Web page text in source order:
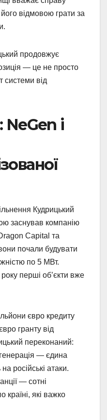
відмовою грати за
продовжує
— це не просто
системи від
і
Кудрицький
заснував компанію
Capital та
почали будувати
по 5 МВт.
перші об’єкти вже
євро кредиту
гранту від
переконаний:
— єдина
російські атаки.
— сотні
країні, які важко